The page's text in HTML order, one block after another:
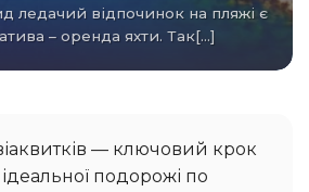
– оренда яхти. Так[...]
— ключовий крок
ідеальної подорожі по